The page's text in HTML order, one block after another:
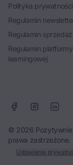
Polityka prywatności
Regulamin
Regulamin
Regulamin
learningowej
© 2026 Pozytywnie
prawa zastrzeżone.
Ustawienia